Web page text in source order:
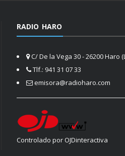
RADIO HARO
C/ De la Vega 30 - 26200 Haro
Tlf.: 941 31 07 33
emisora@radioharo.com
Controlado por OJDinteractiva